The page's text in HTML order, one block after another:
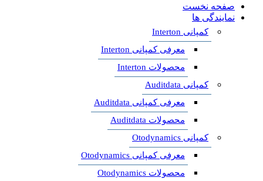
صفحه نخست
نمایندگی ها
کمپانی Interton
معرفی کمپانی Interton
محصولات Interton
کمپانی Auditdata
معرفی کمپانی Auditdata
محصولات Auditdata
کمپانی Otodynamics
معرفی کمپانی Otodynamics
محصولات Otodynamics